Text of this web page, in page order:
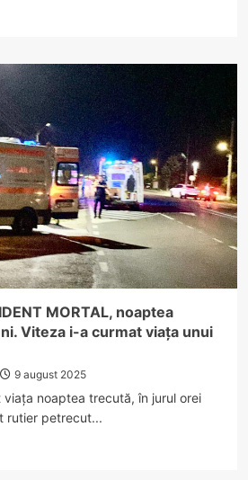
MORTAL, noaptea
Viteza i-a curmat viața unui
9 august 2025
noaptea trecută, în jurul orei
rutier petrecut...